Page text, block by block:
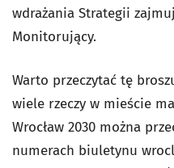
wdrażania Strategii
Monitorujący.
Warto przeczytać tę
wiele rzeczy w mieście
Wrocław 2030 można
numerach biuletynu